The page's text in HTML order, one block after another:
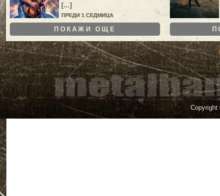
[…]
ПРЕДИ 1 СЕДМИЦА
ПОКАЖИ ОЩЕ